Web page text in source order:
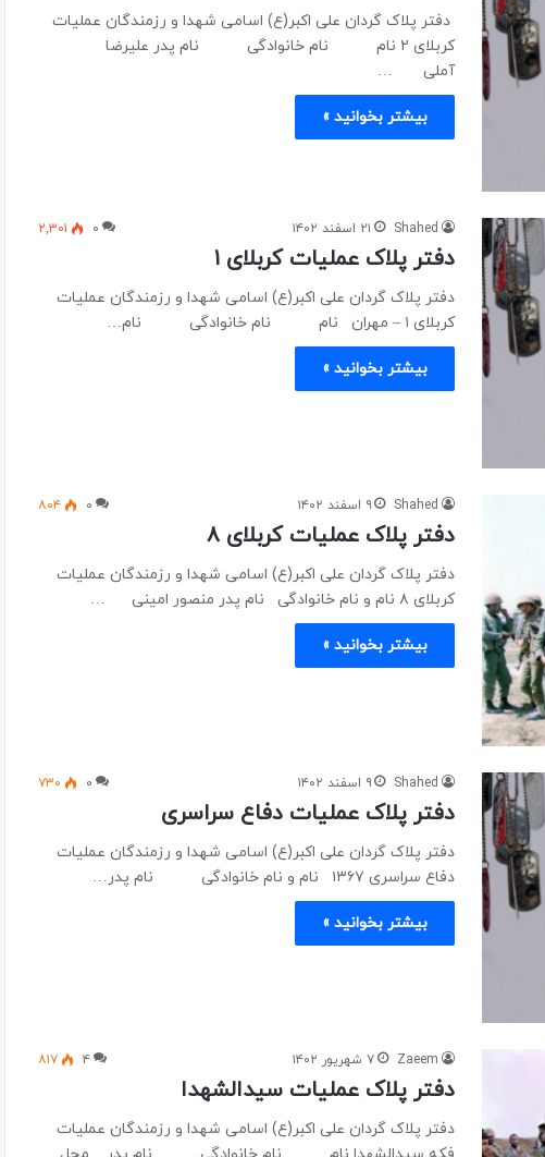
دفتر پلاک گردان علی اکبر(ع) اسامی شهدا و رزمندگان عملیات
کربلای ۲ نام نام خانوادگی نام پدر علیرضا
آملی …
بیشتر بخوانید »
Shahed ۲۱ اسفند ۱۴۰۲ ۰ ۲,۳۰۱
دفتر پلاک عملیات کربلای ۱
دفتر پلاک گردان علی اکبر(ع) اسامی شهدا و رزمندگان عملیات
کربلای ۱ – مهران نام نام خانوادگی نام…
بیشتر بخوانید »
Shahed ۹ اسفند ۱۴۰۲ ۰ ۸۰۴
دفتر پلاک عملیات کربلای ۸
دفتر پلاک گردان علی اکبر(ع) اسامی شهدا و رزمندگان عملیات
کربلای ۸ نام و نام خانوادگی نام پدر منصور امینی …
بیشتر بخوانید »
Shahed ۹ اسفند ۱۴۰۲ ۰ ۷۳۰
دفتر پلاک عملیات دفاع سراسری
دفتر پلاک گردان علی اکبر(ع) اسامی شهدا و رزمندگان عملیات
دفاع سراسری ۱۳۶۷ نام و نام خانوادگی نام پدر…
بیشتر بخوانید »
Zaeem ۷ شهریور ۱۴۰۲ ۴ ۸۱۷
دفتر پلاک عملیات سیدالشهدا
دفتر پلاک گردان علی اکبر(ع) اسامی شهدا و رزمندگان عملیات